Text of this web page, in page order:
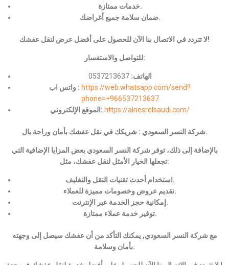
خدمات ممتازة.
ضمان سلامة جميع أغراضك.
لا تتردد في الاتصال بنا الآن للحصول على أفضل عرض لنقل عفشك!
للتواصل والاستفسار:
الهاتف: 0537213637
واتس اب : https://web.whatsapp.com/send?
phone=+966537213637
الموقع الإلكتروني: https://alnesrelsaudi.com/
شركة النسر السعودي : شريكك في نقل عفشك بأمان وراحة بال.
بالإضافة إلى ذلك، توفر شركة النسر السعودي بعض المزايا الإضافية التي
تجعلها الخيار الأمثل لنقل عفشك، مثل:
استخدام أحدث تقنيات النقل والتغليف.
تقديم عروض وخصومات مميزة للعملاء.
إمكانية حجز الخدمة عبر الإنترنت.
توفير خدمة عملاء ممتازة.
مع شركة النسر السعودي, يمكنك التأكد من أن عفشك سيصل إلى وجهته
بأمان وسلامة.